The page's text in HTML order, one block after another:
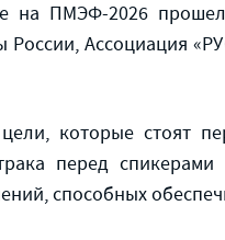
на ПМЭФ-2026
Ассоциация
которые стоят
перед
способных